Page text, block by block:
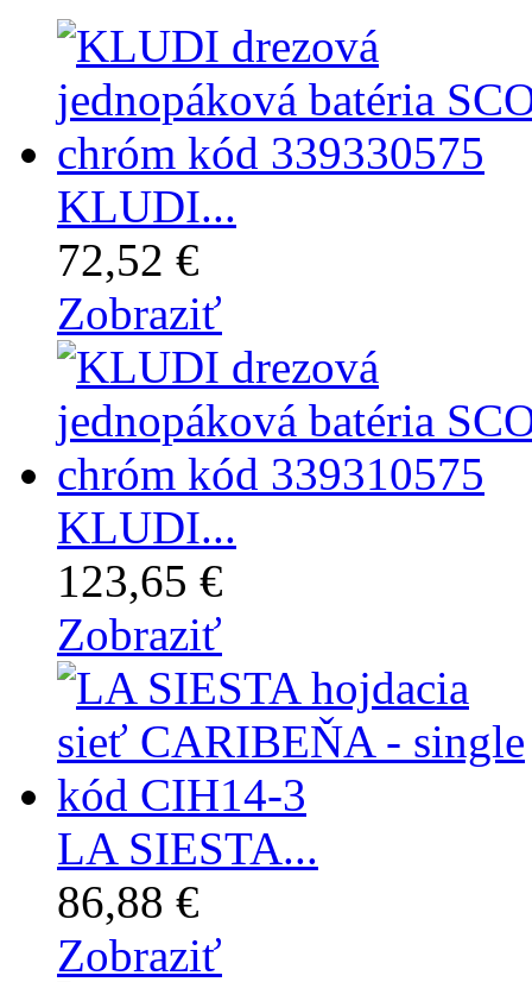
KLUDI...
72,52 €
Zobraziť
KLUDI...
123,65 €
Zobraziť
LA SIESTA...
86,88 €
Zobraziť